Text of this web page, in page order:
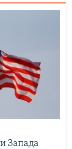
Запада